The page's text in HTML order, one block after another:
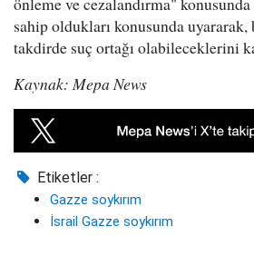
sahip oldukları konusunda uyararak,
takdirde suç ortağı olabileceklerini
Kaynak: Mepa News
Etiketler :
Gazze soykırım
İsrail Gazze soykırım